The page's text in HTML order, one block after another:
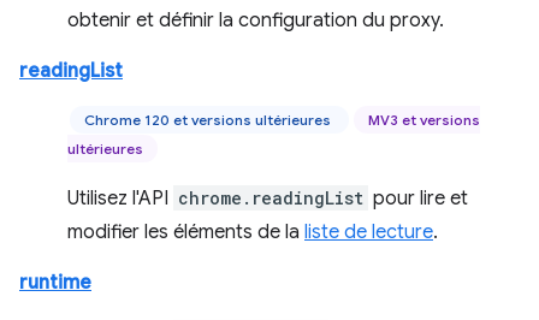
obtenir et définir la configuration du proxy.
readingList
Chrome 120 et versions ultérieures
MV3 et versions
ultérieures
Utilisez l'API chrome.readingList pour lire et
modifier les éléments de la liste de lecture.
runtime